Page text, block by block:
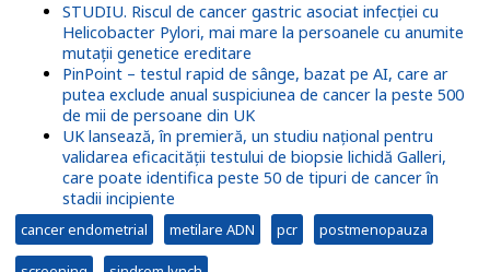
STUDIU. Riscul de cancer gastric asociat infecției cu
Helicobacter Pylori, mai mare la persoanele cu anumite
mutații genetice ereditare
PinPoint – testul rapid de sânge, bazat pe AI, care ar
putea exclude anual suspiciunea de cancer la peste 500
de mii de persoane din UK
UK lansează, în premieră, un studiu național pentru
validarea eficacității testului de biopsie lichidă Galleri,
care poate identifica peste 50 de tipuri de cancer în
stadii incipiente
cancer endometrial metilare ADN pcr postmenopauza